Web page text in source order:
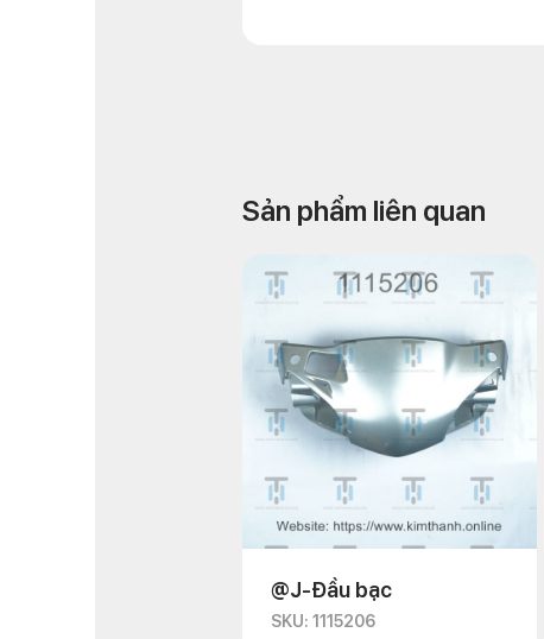
Sản phẩm liên quan
@J-Đầu bạc
SKU: 1115206